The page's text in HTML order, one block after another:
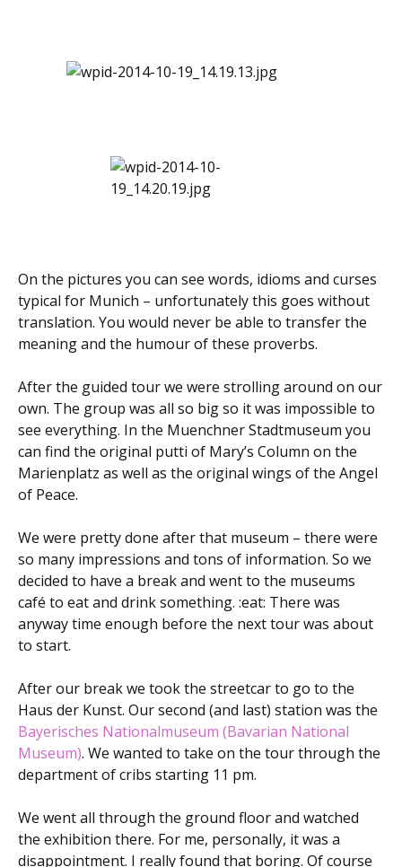
On the pictures you can see words, idioms and curses
typical for Munich – unfortunately this goes without
translation. You would never be able to transfer the
meaning and the humour of these proverbs.
After the guided tour we were strolling around on our
own. The group was all so big so it was impossible to
see everything. In the Muenchner Stadtmuseum you
can find the original putti of Mary’s Column on the
Marienplatz as well as the original wings of the Angel
of Peace.
We were pretty done after that museum – there were
so many impressions and tons of information. So we
decided to have a break and went to the museums
café to eat and drink something. :eat: There was
anyway time enough before the next tour was about
to start.
After our break we took the streetcar to go to the
Haus der Kunst. Our second (and last) station was the
Bayerisches Nationalmuseum (Bavarian National
Museum). We wanted to take on the tour through the
department of cribs starting 11 pm.
We went all through the ground floor and watched
the exhibition there. For me, personally, it was a
disappointment. I really found that boring. Of course